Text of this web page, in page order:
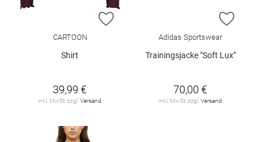
ZUR WUNSCHLISTE HINZUFÜGEN
CARTOON
Shirt
39,99 €
inkl. MwSt. zzgl. Versand
ZUR
Adidas Sportswear
Trainingsjacke "Soft Lux"
70,00 €
inkl. MwSt. zzgl. Versand